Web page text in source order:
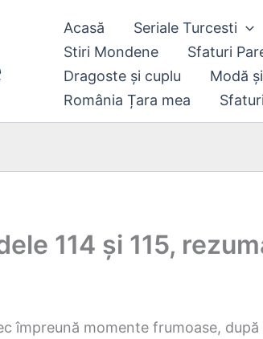
Acasă Seriale Turcesti
Stiri Mondene
Sfaturi
Dragoste și cuplu
Modă
România Țara mea
114 și 115,
împreună momente frumoase, după